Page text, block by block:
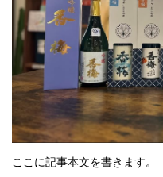
ここに記事本文を書きます。